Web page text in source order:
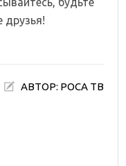
друзья!
АВТОР: РОСА ТВ